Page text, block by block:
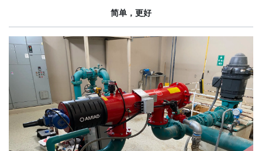
English
United States
English
Australia
English
Spain & LATAM
简单，更好